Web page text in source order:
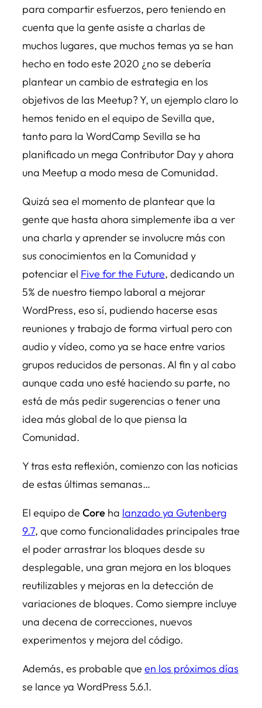
para compartir esfuerzos, pero teniendo en
cuenta que la gente asiste a charlas de
muchos lugares, que muchos temas ya se han
hecho en todo este 2020 ¿no se debería
plantear un cambio de estrategia en los
objetivos de las Meetup? Y, un ejemplo claro lo
hemos tenido en el equipo de Sevilla que,
tanto para la WordCamp Sevilla se ha
planificado un mega Contributor Day y ahora
una Meetup a modo mesa de Comunidad.
Quizá sea el momento de plantear que la
gente que hasta ahora simplemente iba a ver
una charla y aprender se involucre más con
sus conocimientos en la Comunidad y
potenciar el Five for the Future, dedicando un
5% de nuestro tiempo laboral a mejorar
WordPress, eso sí, pudiendo hacerse esas
reuniones y trabajo de forma virtual pero con
audio y vídeo, como ya se hace entre varios
grupos reducidos de personas. Al fin y al cabo
aunque cada uno esté haciendo su parte, no
está de más pedir sugerencias o tener una
idea más global de lo que piensa la
Comunidad.
Y tras esta reflexión, comienzo con las noticias
de estas últimas semanas…
El equipo de Core ha lanzado ya Gutenberg
9.7, que como funcionalidades principales trae
el poder arrastrar los bloques desde su
desplegable, una gran mejora en los bloques
reutilizables y mejoras en la detección de
variaciones de bloques. Como siempre incluye
una decena de correcciones, nuevos
experimentos y mejora del código.
Además, es probable que en los próximos días
se lance ya WordPress 5.6.1.